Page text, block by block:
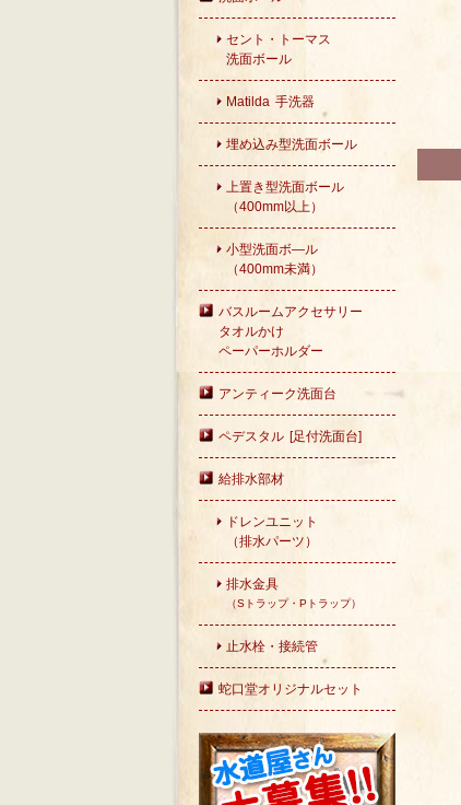
セント・トーマス
洗面ボール
Matilda 手洗器
埋め込み型洗面ボール
上置き型洗面ボール
（400mm以上）
小型洗面ボ―ル
（400mm未満）
バスルームアクセサリー
タオルかけ
ペーパーホルダー
アンティーク洗面台
ペデスタル [足付洗面台]
給排水部材
ドレンユニット
（排水パーツ）
排水金具
（Sトラップ・Pトラップ）
止水栓・接続管
蛇口堂オリジナルセット